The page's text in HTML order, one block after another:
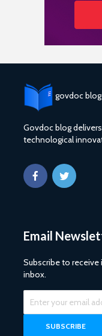
govdoc blog
Govdoc blog
technological
Email
Subscribe to receive
inbox.